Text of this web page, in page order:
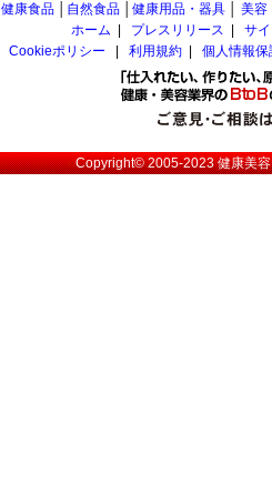
健康食品 自然食品 健康用品・器具 美容
ホーム
プレスリリース
サ
Cookieポリシー
利用規約 個人情報
Copyright© 2005-2023健康美